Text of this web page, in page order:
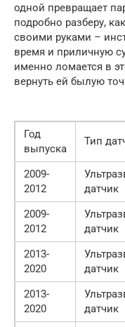
одной превращает
подробно разберу,
своими руками –
время и приличную
именно ломается в
вернуть ей былую
Год
выпуска
Тип
2009-
2012
датчик
2009-
2012
датчик
2013-
2020
датчик
2013-
2020
датчик